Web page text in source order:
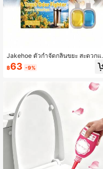
Jakehoe ตัวกำจัดกลิ่นขยะ สะดวกแ
อ่อนโยนสำหรับถังขยะ ภายในรถ ห้อง
น้ำ และห้องส้วม น้ำหอมปรับอากาศ
฿63 -9%